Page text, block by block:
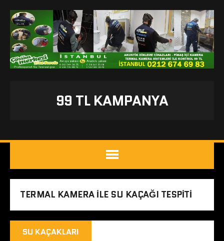
99 TL KAMPANYA
TERMAL KAMERA ILE SU KAÇAĞI TESPITI
SU KAÇAKLARI